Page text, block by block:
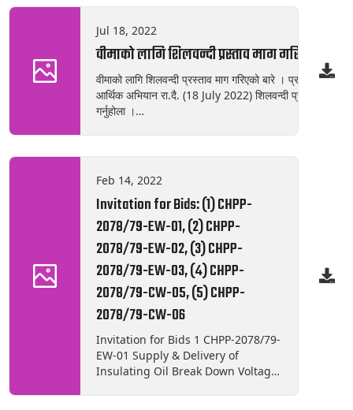
included items.
Jul 18, 2022
वीमाको लागि शिलवन्दी प्रस्ताव माग गरिएको बारे ।
वीमाको लागि शिलवन्दी प्रस्ताव माग गरिएको बारे । प्रथम पटक
आर्थिक अभियान रा.दै. (18 July 2022) शिलवन्दी प्रस्तावको
गर्नुहोला ।
Feb 14, 2022
Invitation for Bids: (1) CHPP-
2078/79-EW-01, (2) CHPP-
2078/79-EW-02, (3) CHPP-
2078/79-EW-03, (4) CHPP-
2078/79-CW-05, (5) CHPP-
2078/79-CW-06
Invitation for Bids 1 CHPP-2078/79-
EW-01 Supply & Delivery of
Insulating Oil Break Down Voltage